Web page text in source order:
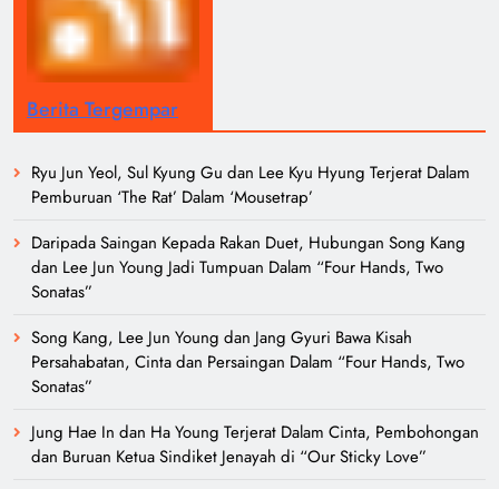
Berita Tergempar
Ryu Jun Yeol, Sul Kyung Gu dan Lee Kyu Hyung Terjerat Dalam
Pemburuan ‘The Rat’ Dalam ‘Mousetrap’
Daripada Saingan Kepada Rakan Duet, Hubungan Song Kang
dan Lee Jun Young Jadi Tumpuan Dalam “Four Hands, Two
Sonatas”
Song Kang, Lee Jun Young dan Jang Gyuri Bawa Kisah
Persahabatan, Cinta dan Persaingan Dalam “Four Hands, Two
Sonatas”
Jung Hae In dan Ha Young Terjerat Dalam Cinta, Pembohongan
dan Buruan Ketua Sindiket Jenayah di “Our Sticky Love”